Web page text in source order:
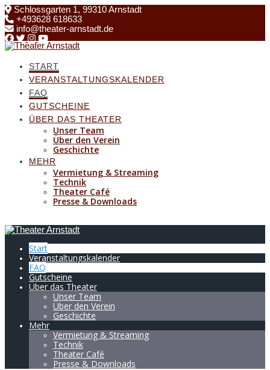
Skip
to
content
Schlossgarten 1, 99310 Arnstadt
+493628 618633
info@theater-arnstadt.de
START
VERANSTALTUNGSKALENDER
FAQ
GUTSCHEINE
ÜBER DAS THEATER
Unser Team
Über den Verein
Geschichte
MEHR
Vermietung & Streaming
Technik
Theater Café
Presse & Downloads
Start
Veranstaltungskalender
FAQ
Gutscheine
Über das Theater
Unser Team
Über den Verein
Geschichte
Mehr
Vermietung & Streaming
Technik
Theater Café
Presse & Downloads